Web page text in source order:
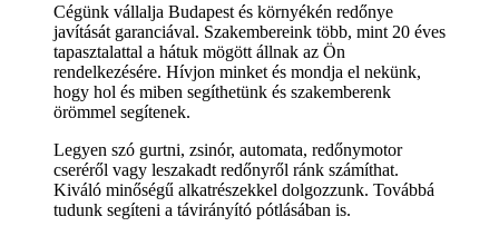
Cégünk vállalja Budapest és környékén redőnye
javítását garanciával. Szakembereink több, mint 20 éves
tapasztalattal a hátuk mögött állnak az Ön
rendelkezésére. Hívjon minket és mondja el nekünk,
hogy hol és miben segíthetünk és szakemberenk
örömmel segítenek.
Legyen szó gurtni, zsinór, automata, redőnymotor
cseréről vagy leszakadt redőnyről ránk számíthat.
Kiváló minőségű alkatrészekkel dolgozzunk. Továbbá
tudunk segíteni a távirányító pótlásában is.